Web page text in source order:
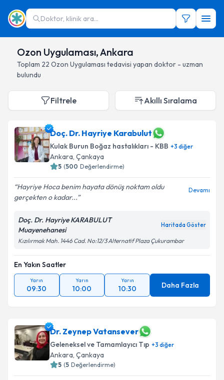
Doktor, klinik ara...
Ozon Uygulaması, Ankara
Toplam 22 Ozon Uygulaması tedavisi yapan doktor - uzman
bulundu
Filtrele Akıllı Sıralama
Doç. Dr. Hayriye Karabulut
Kulak Burun Boğaz hastalıkları - KBB +3 diğer
Ankara, Çankaya
5 (500 Değerlendirme)
Hayriye Hoca benim hayata dönüş noktam oldu
gerçekten o kadar...
Devamı
Doç. Dr. Hayriye KARABULUT
Muayenehanesi
Haritada Göster
Kızılırmak Mah. 1446 Cad. No:12/3 Alternatif Plaza Çukurambar
En Yakın Saatler
Yarın
09:30
Yarın
10:00
Yarın
10:30 Daha Fazla
Dr. Zeynep Vatansever
Geleneksel ve Tamamlayıcı Tıp +3 diğer
Ankara, Çankaya
5 (5 Değerlendirme)